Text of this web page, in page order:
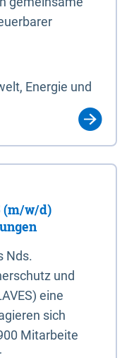
Energie und
(m/w/d)
Nds.
und
eine
sich
Mitarbeite